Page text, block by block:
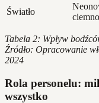
Światło
Tabela 2: Wpływ
Źródło: Opracowanie
2024
Rola personelu:
wszystko